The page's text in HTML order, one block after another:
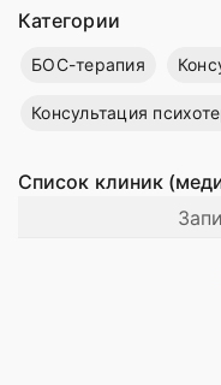
Категории
БОС-терапия
Консультация
Список клиник